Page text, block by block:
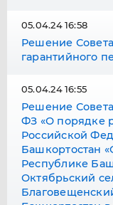
Решение
гарантийного
05.04.24 16:58
Решение
ФЗ «О порядке
Российской
Башкортостан
Республике
Октябрьский
05.04.24 16:55